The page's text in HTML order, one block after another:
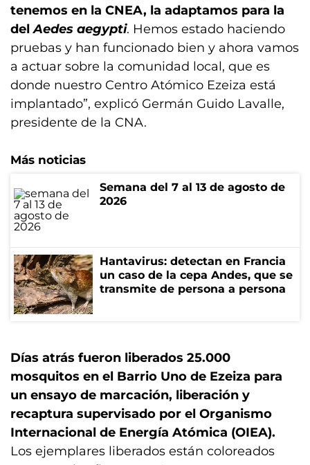
tenemos en la CNEA, la adaptamos para la
delAedes aegypti. Hemos estado haciendo
pruebas y han funcionado bien y ahora vamos
a actuar sobre la comunidad local, que es
donde nuestro Centro Atómico Ezeiza está
implantado”, explicó Germán Guido Lavalle,
presidente de la CNA.
Más noticias
Semana del 7 al 13 de agosto de
2026
Hantavirus: detectan en Francia
un caso de la cepa Andes, que se
transmite de persona a persona
Días atrás fueron liberados 25.000
mosquitos en el Barrio Uno de Ezeiza para
un ensayo de marcación, liberación y
recaptura supervisado por el Organismo
Internacional de Energía Atómica (OIEA).
Los ejemplares liberados están coloreados